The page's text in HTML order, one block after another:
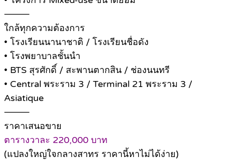
⸻
ใกล้ทุกความต้องการ
• โรงเรียนนานาชาติ / โรงเรียนชื่อดัง
• โรงพยาบาลชั้นนำ
• BTS สุรศักดิ์ / สะพานตากสิน / ช่องนนทรี
• Central พระราม 3 / Terminal 21 พระราม 3 /
Asiatique
⸻
ราคาเสนอขาย
ตารางวาละ 220,000 บาท
(แปลงใหญ่ใจกลางสาทร ราคานี้หาไม่ได้ง่าย)